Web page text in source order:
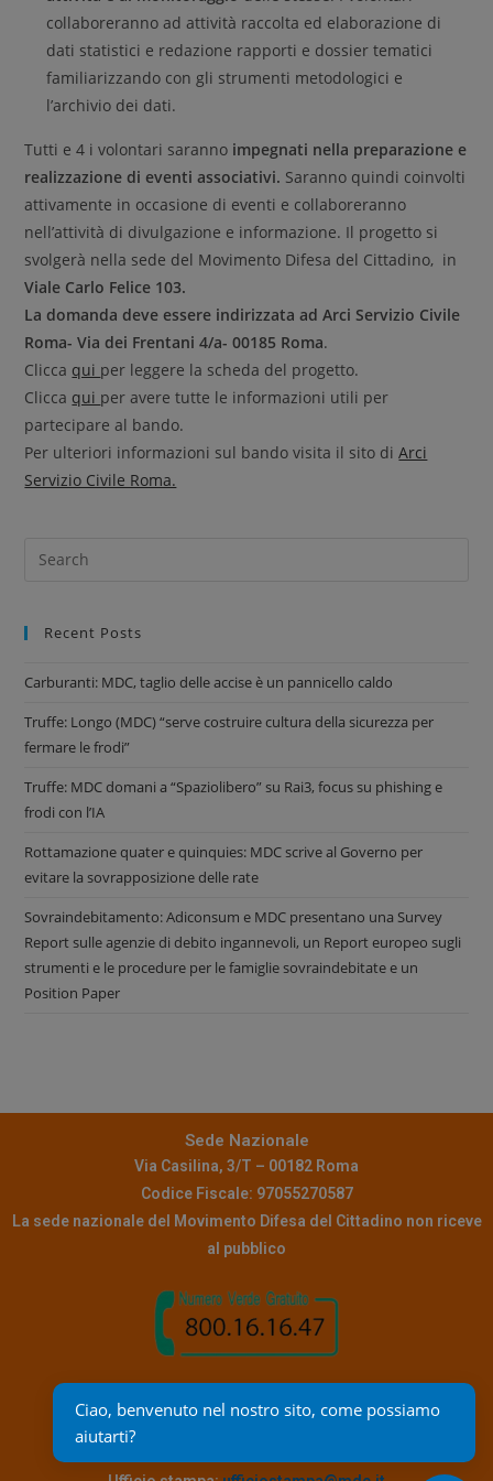
collaboreranno ad attività raccolta ed elaborazione di
dati statistici e redazione rapporti e dossier tematici
familiarizzando con gli strumenti metodologici e
l’archivio dei dati.
Tutti e 4 i volontari saranno impegnati nella preparazione e
realizzazione di eventi associativi. Saranno quindi coinvolti
attivamente in occasione di eventi e collaboreranno
nell’attività di divulgazione e informazione. Il progetto si
svolgerà nella sede del Movimento Difesa del Cittadino, in
Viale Carlo Felice 103.
La domanda deve essere indirizzata ad ArciServizio Civile
Roma- Via dei Frentani 4/a- 00185 Roma.
Clicca qui per leggere la scheda del progetto.
Clicca qui per avere tutte le informazioni utili per
partecipare al bando.
Per ulteriori informazioni sul bando visita il sito diArci
Servizio Civile Roma.
Recent Posts
Carburanti: MDC, taglio delle accise è un pannicello caldo
Truffe: Longo (MDC) “serve costruire cultura della sicurezza per
fermare le frodi”
Truffe: MDC domani a “Spaziolibero” su Rai3, focus su phishing e
frodi con l’IA
Rottamazione quater e quinquies: MDC scrive al Governo per
evitare la sovrapposizione delle rate
Sovraindebitamento: Adiconsum e MDC presentano una Survey
Report sulle agenzie di debito ingannevoli, un Report europeo sugli
strumenti e le procedure per le famiglie sovraindebitate e un
Position Paper
Sede Nazionale
Via Casilina, 3/T – 00182 Roma
Codice Fiscale: 97055270587
La sede nazionale del Movimento Difesa del Cittadino non riceve
al pubblico
Contatti
Ciao, benvenuto nel nostro sito, come possiamo
aiutarti?